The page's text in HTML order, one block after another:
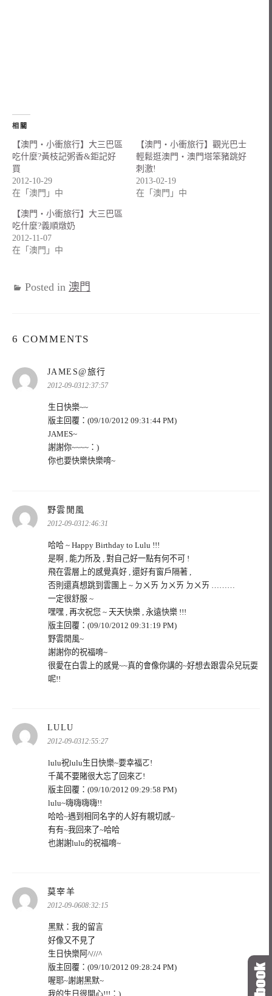
相關
【澳門‧小衝旅行】大三巴區
吃什麼?黃枝記粥香&鉅記好
買
2012-10-29
在「澳門」中
【澳門‧小衝旅行】觀光巴士
輕鬆逛澳門‧澳門塔笨豬跳好
刺激!
2013-02-19
在「澳門」中
【澳門‧小衝旅行】大三巴區
吃什麼?義順燉奶
2012-11-07
在「澳門」中
Posted in 澳門
6 COMMENTS
JAMES@旅行
示:
2012-09-0312:37:57
生日快樂~~
版主回覆：(09/10/2012 09:31:44 PM)
JAMES~
謝謝你~~~~：)
你也要快樂快樂唷~
野雲閒風
示:
2012-09-0312:46:31
哈哈 ~ Happy Birthday to Lulu !!!
是啊 , 能力所及 , 對自己好一點有何不可 !
飛在雲層上的感覺真好 , 還好有窗戶隔著 ,
否則還真想跳到雲團上 ~ ㄉㄨㄞ ㄉㄨㄞ ㄉㄨㄞ ………
一定很舒服 ~
嘿嘿 , 再次祝您 ~ 天天快樂 , 永遠快樂 !!!
版主回覆：(09/10/2012 09:31:19 PM)
野雲閒風~
謝謝你的祝福唷~
很愛在白雲上的感覺~~真的會像你講的~好想去跟雲朵兒玩耍
呢!!
LULU
示:
2012-09-0312:55:27
lulu祝lulu生日快樂~要幸福ㄛ!
千萬不要賭很大忘了回來ㄛ!
版主回覆：(09/10/2012 09:29:58 PM)
lulu~嗨嗨嗨嗨!!
哈哈~遇到相同名字的人好有親切感~
有有~我回來了~哈哈
也謝謝lulu的祝福唷~
莫宰羊
示:
2012-09-0608:32:15
黑默：我的留言
好像又不見了
生日快樂阿^///^
版主回覆：(09/10/2012 09:28:24 PM)
喔耶~謝謝黑默~
我的生日很開心!!!：)